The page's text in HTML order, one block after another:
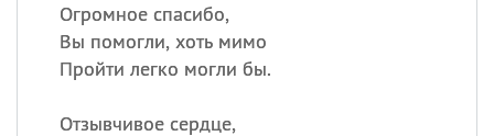
Огромное спасибо,
Вы помогли, хоть мимо
Пройти легко могли бы.
Отзывчивое сердце,